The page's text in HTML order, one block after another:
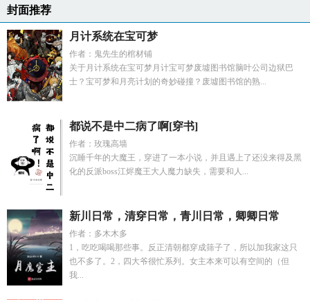
封面推荐
月计系统在宝可梦
作者：鬼先生的棺材铺
关于月计系统在宝可梦月计宝可梦废墟图书馆脑叶公司边狱巴
士？宝可梦和月亮计划的奇妙碰撞？废墟图书馆的熟...
都说不是中二病了啊[穿书]
作者：玫瑰高墙
沉睡千年的大魔王，穿进了一本小说，并且遇上了还没来得及黑
化的反派boss江烬魔王大人魔力缺失，需要和人...
新川日常，清穿日常，青川日常，卿卿日常
作者：多木木多
1，吃吃喝喝那些事。反正清朝都穿成筛子了，所以加我家这只
也不多了。2，四大爷很忙系列。女主本来可以有空间的（但
我...